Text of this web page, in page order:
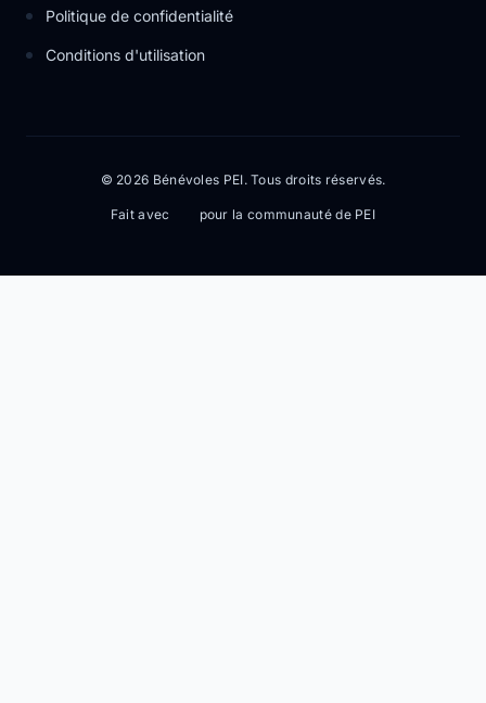
Politique de confidentialité
Conditions d'utilisation
© 2026 Bénévoles PEI. Tous droits réservés.
Fait avec pour la communauté de PEI